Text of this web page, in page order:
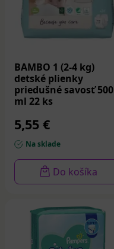
BAMBO 1 (2-4 kg)
detské plienky
priedušné savosť 500
ml 22 ks
5,55 €
Na sklade
Do košíka